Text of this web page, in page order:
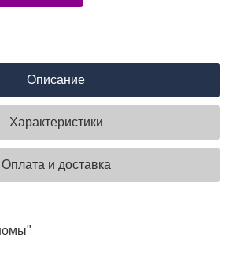
Описание
Характеристики
Оплата и доставка